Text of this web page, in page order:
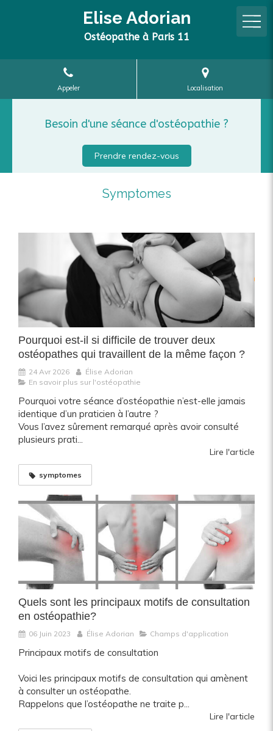
Elise Adorian
Ostéopathe à Paris 11
Appeler Localisation
Besoin d'une séance d'ostéopathie ?
Prendre rendez-vous
Symptomes
Pourquoi est-il si difficile de trouver deux
ostéopathes qui travaillent de la même façon ?
24 Avr 2026
Élise Adorian
En savoir plus sur l'ostéopathie
Pourquoi votre séance d’ostéopathie n’est-elle jamais
identique d’un praticien à l’autre ?
Vous l’avez sûrement remarqué après avoir consulté
plusieurs prati...
Lire l'article
symptomes
Quels sont les principaux motifs de consultation
en ostéopathie?
06 Juin 2023 Élise Adorian Champs d'application
Principaux motifs de consultation
Voici les principaux motifs de consultation qui amènent
à consulter un ostéopathe.
Rappelons que l’ostéopathe ne traite p...
Lire l'article